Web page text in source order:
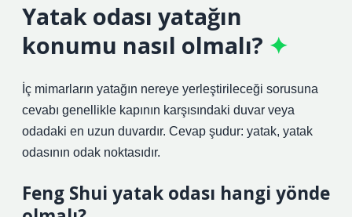
Yatak odası yatağın
konumu nasıl olmalı?
İç mimarların yatağın nereye yerleştirileceği sorusuna
cevabı genellikle kapının karşısındaki duvar veya
odadaki en uzun duvardır. Cevap şudur: yatak, yatak
odasının odak noktasıdır.
Feng Shui yatak odası hangi yönde